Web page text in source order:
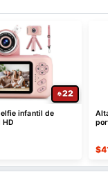
22
infantil de
$